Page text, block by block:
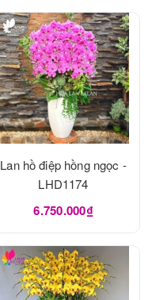
Lan hồ điệp hồng ngọc -
LHD1174
6.750.000₫